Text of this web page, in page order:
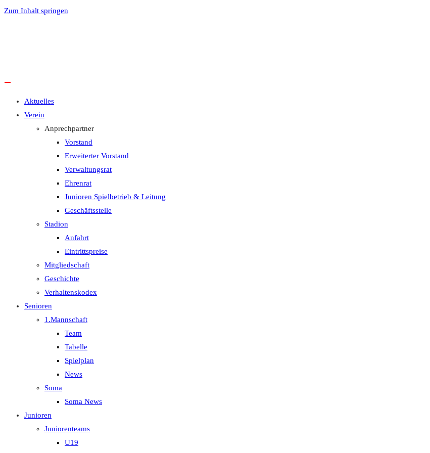
Zum Inhalt springen
Aktuelles
Verein
Anprechpartner
Vorstand
Erweiterter Vorstand
Verwaltungsrat
Ehrenrat
Junioren Spielbetrieb & Leitung
Geschäftsstelle
Stadion
Anfahrt
Eintrittspreise
Mitgliedschaft
Geschichte
Verhaltenskodex
Senioren
1.Mannschaft
Team
Tabelle
Spielplan
News
Soma
Soma News
Junioren
Juniorenteams
U19